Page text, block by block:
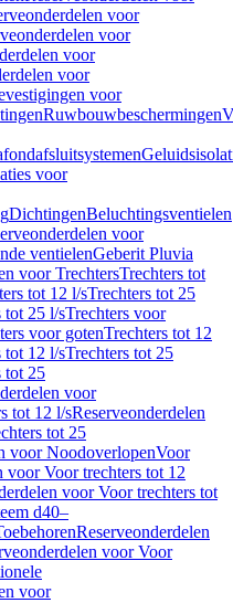
voor
voor
voor
voor
voor
Ruwbouwbeschermingen
voor
DichtingenBeluchtingsventielen
voor
ventielenGeberit Pluvia
voor TrechtersTrechters tot
tot 12 l/sTrechters tot 25
tot 25 l/sTrechters voor
voor gotenTrechters tot 12
tot 12 l/sTrechters tot 25
tot 25
voor
tot 12 l/sReserveonderdelen
tot 25
voor NoodoverlopenVoor
voor Voor trechters tot 12
voor Voor trechters tot
d40–
Reserveonderdelen
voor Voor
voor